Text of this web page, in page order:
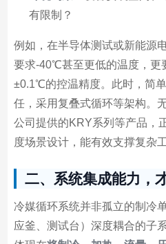
有限制？
例如，在半导体测试或新能源
要求-40℃甚至更低的温度，更
±0.1℃的控温精度。此时，简
任，采用复叠式循环等架构。
公司提供的KRY系列等产品，
度场景设计，能有效支撑复杂
二、系统集成能力，
冷媒循环系统并非孤立的制冷
应釜、测试台）深度耦合的子